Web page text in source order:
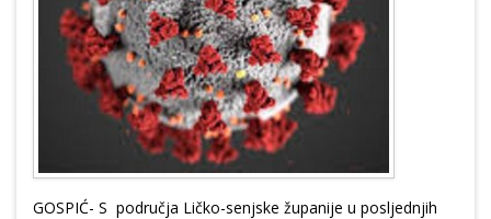
GOSPIĆ- S područja Ličko-senjske županije u posljednjih